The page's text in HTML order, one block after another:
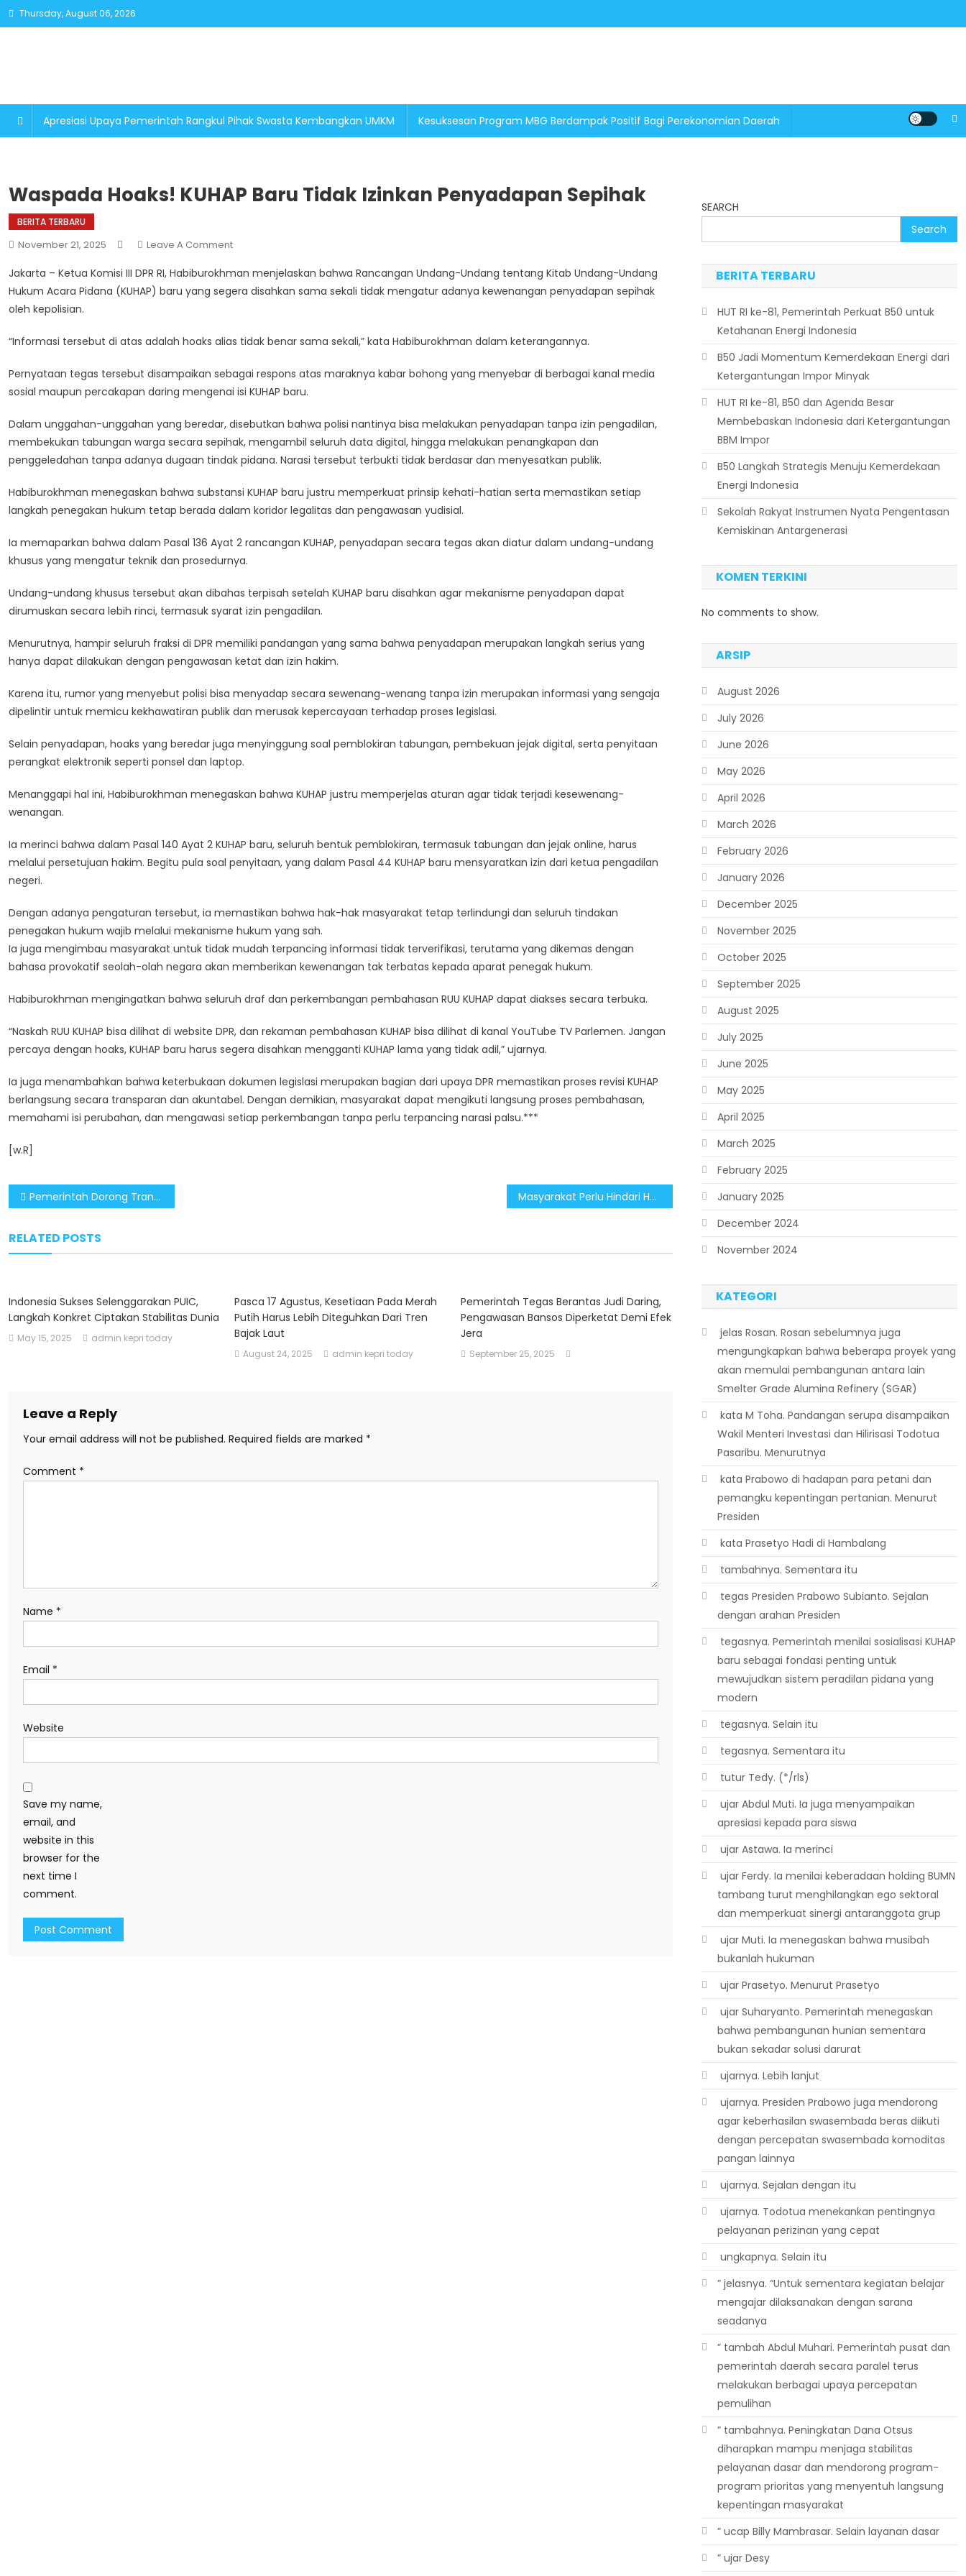
Skip
to
Thursday, August 06, 2026
Apresiasi Upaya Pemerintah Rangkul Pihak Swasta Kembangkan UMKM Kesuksesan Program MBG Berdampak Positif Bagi Perekonomian Daerah
Waspada Hoaks! KUHAP Baru Tidak Izinkan Penyadapan Sepihak
BERITA TERBARU
November 21, 2025 Leave A CommentOn
Hoaks!
KUHAP
Izinkan
Sepihak
Jakarta – Ketua Komisi III DPR RI, Habiburokhman menjelaskan bahwa Rancangan Undang-Undang tentang Kitab Undang-Undang
Hukum Acara Pidana (KUHAP) baru yang segera disahkan sama sekali tidak mengatur adanya kewenangan penyadapan sepihak
oleh kepolisian.
“Informasi tersebut di atas adalah hoaks alias tidak benar sama sekali,” kata Habiburokhman dalam keterangannya.
Pernyataan tegas tersebut disampaikan sebagai respons atas maraknya kabar bohong yang menyebar di berbagai kanal media
sosial maupun percakapan daring mengenai isi KUHAP baru.
Dalam unggahan-unggahan yang beredar, disebutkan bahwa polisi nantinya bisa melakukan penyadapan tanpa izin pengadilan,
membekukan tabungan warga secara sepihak, mengambil seluruh data digital, hingga melakukan penangkapan dan
penggeledahan tanpa adanya dugaan tindak pidana. Narasi tersebut terbukti tidak berdasar dan menyesatkan publik.
Habiburokhman menegaskan bahwa substansi KUHAP baru justru memperkuat prinsip kehati-hatian serta memastikan setiap
langkah penegakan hukum tetap berada dalam koridor legalitas dan pengawasan yudisial.
Ia memaparkan bahwa dalam Pasal 136 Ayat 2 rancangan KUHAP, penyadapan secara tegas akan diatur dalam undang-undang
khusus yang mengatur teknik dan prosedurnya.
Undang-undang khusus tersebut akan dibahas terpisah setelah KUHAP baru disahkan agar mekanisme penyadapan dapat
dirumuskan secara lebih rinci, termasuk syarat izin pengadilan.
Menurutnya, hampir seluruh fraksi di DPR memiliki pandangan yang sama bahwa penyadapan merupakan langkah serius yang
hanya dapat dilakukan dengan pengawasan ketat dan izin hakim.
Karena itu, rumor yang menyebut polisi bisa menyadap secara sewenang-wenang tanpa izin merupakan informasi yang sengaja
dipelintir untuk memicu kekhawatiran publik dan merusak kepercayaan terhadap proses legislasi.
Selain penyadapan, hoaks yang beredar juga menyinggung soal pemblokiran tabungan, pembekuan jejak digital, serta penyitaan
perangkat elektronik seperti ponsel dan laptop.
Menanggapi hal ini, Habiburokhman menegaskan bahwa KUHAP justru memperjelas aturan agar tidak terjadi kesewenang-
wenangan.
Ia merinci bahwa dalam Pasal 140 Ayat 2 KUHAP baru, seluruh bentuk pemblokiran, termasuk tabungan dan jejak online, harus
melalui persetujuan hakim. Begitu pula soal penyitaan, yang dalam Pasal 44 KUHAP baru mensyaratkan izin dari ketua pengadilan
negeri.
Dengan adanya pengaturan tersebut, ia memastikan bahwa hak-hak masyarakat tetap terlindungi dan seluruh tindakan
penegakan hukum wajib melalui mekanisme hukum yang sah.
Ia juga mengimbau masyarakat untuk tidak mudah terpancing informasi tidak terverifikasi, terutama yang dikemas dengan
bahasa provokatif seolah-olah negara akan memberikan kewenangan tak terbatas kepada aparat penegak hukum.
Habiburokhman mengingatkan bahwa seluruh draf dan perkembangan pembahasan RUU KUHAP dapat diakses secara terbuka.
“Naskah RUU KUHAP bisa dilihat di website DPR, dan rekaman pembahasan KUHAP bisa dilihat di kanal YouTube TV Parlemen. Jangan
percaya dengan hoaks, KUHAP baru harus segera disahkan mengganti KUHAP lama yang tidak adil,” ujarnya.
Ia juga menambahkan bahwa keterbukaan dokumen legislasi merupakan bagian dari upaya DPR memastikan proses revisi KUHAP
berlangsung secara transparan dan akuntabel. Dengan demikian, masyarakat dapat mengikuti langsung proses pembahasan,
memahami isi perubahan, dan mengawasi setiap perkembangan tanpa perlu terpancing narasi palsu.***
[w.R]
Post
Pemerintah Dorong Transformasi Pertanian Guna Penguatan Ketahanan Pangan Papua Masyarakat Perlu Hindari Hoaks Penyebab Distorsi Informasi tentang KUHAP
RELATED POSTS
Indonesia Sukses Selenggarakan PUIC,
Langkah Konkret Ciptakan Stabilitas Dunia
May 15, 2025 admin kepri today
Pasca 17 Agustus, Kesetiaan Pada Merah
Putih Harus Lebih Diteguhkan Dari Tren
Bajak Laut
August 24, 2025 admin kepri today
Pemerintah Tegas Berantas Judi Daring,
Pengawasan Bansos Diperketat Demi Efek
Jera
September 25, 2025
Leave a Reply
Your email address will not be published. Required fields are marked *
Comment *
Name *
Email *
Website
Save my name,
email, and
website in this
browser for the
next time I
comment.
SEARCH
Search
BERITA TERBARU
HUT RI ke-81, Pemerintah Perkuat B50 untuk
Ketahanan Energi Indonesia
B50 Jadi Momentum Kemerdekaan Energi dari
Ketergantungan Impor Minyak
HUT RI ke-81, B50 dan Agenda Besar
Membebaskan Indonesia dari Ketergantungan
BBM Impor
B50 Langkah Strategis Menuju Kemerdekaan
Energi Indonesia
Sekolah Rakyat Instrumen Nyata Pengentasan
Kemiskinan Antargenerasi
KOMEN TERKINI
No comments to show.
ARSIP
August 2026
July 2026
June 2026
May 2026
April 2026
March 2026
February 2026
January 2026
December 2025
November 2025
October 2025
September 2025
August 2025
July 2025
June 2025
May 2025
April 2025
March 2025
February 2025
January 2025
December 2024
November 2024
KATEGORI
 jelas Rosan. Rosan sebelumnya juga
mengungkapkan bahwa beberapa proyek yang
akan memulai pembangunan antara lain
Smelter Grade Alumina Refinery (SGAR)
 kata M Toha. Pandangan serupa disampaikan
Wakil Menteri Investasi dan Hilirisasi Todotua
Pasaribu. Menurutnya
 kata Prabowo di hadapan para petani dan
pemangku kepentingan pertanian. Menurut
Presiden
 kata Prasetyo Hadi di Hambalang
 tambahnya. Sementara itu
 tegas Presiden Prabowo Subianto. Sejalan
dengan arahan Presiden
 tegasnya. Pemerintah menilai sosialisasi KUHAP
baru sebagai fondasi penting untuk
mewujudkan sistem peradilan pidana yang
modern
 tegasnya. Selain itu
 tegasnya. Sementara itu
 tutur Tedy. (*/rls)
 ujar Abdul Muti. Ia juga menyampaikan
apresiasi kepada para siswa
 ujar Astawa. Ia merinci
 ujar Ferdy. Ia menilai keberadaan holding BUMN
tambang turut menghilangkan ego sektoral
dan memperkuat sinergi antaranggota grup
 ujar Muti. Ia menegaskan bahwa musibah
bukanlah hukuman
 ujar Prasetyo. Menurut Prasetyo
 ujar Suharyanto. Pemerintah menegaskan
bahwa pembangunan hunian sementara
bukan sekadar solusi darurat
 ujarnya. Lebih lanjut
 ujarnya. Presiden Prabowo juga mendorong
agar keberhasilan swasembada beras diikuti
dengan percepatan swasembada komoditas
pangan lainnya
 ujarnya. Sejalan dengan itu
 ujarnya. Todotua menekankan pentingnya
pelayanan perizinan yang cepat
 ungkapnya. Selain itu
” jelasnya. “Untuk sementara kegiatan belajar
mengajar dilaksanakan dengan sarana
seadanya
” tambah Abdul Muhari. Pemerintah pusat dan
pemerintah daerah secara paralel terus
melakukan berbagai upaya percepatan
pemulihan
” tambahnya. Peningkatan Dana Otsus
diharapkan mampu menjaga stabilitas
pelayanan dasar dan mendorong program-
program prioritas yang menyentuh langsung
kepentingan masyarakat
” ucap Billy Mambrasar. Selain layanan dasar
” ujar Desy